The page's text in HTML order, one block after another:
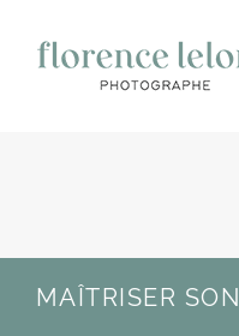
contenu
MAÎTRISER SON